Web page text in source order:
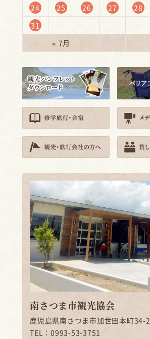
24
25 26 27 28
31
« 7月
南さつま市観光協会
鹿児島県南さつま市加世田本町34-2
TEL：0993-53-3751